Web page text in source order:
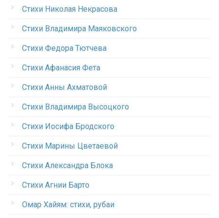
Стихи Николая Некрасова
Стихи Владимира Маяковского
Стихи Федора Тютчева
Стихи Афанасия Фета
Стихи Анны Ахматовой
Стихи Владимира Высоцкого
Стихи Иосифа Бродского
Стихи Марины Цветаевой
Стихи Александра Блока
Стихи Агнии Барто
Омар Хайям: стихи, рубаи